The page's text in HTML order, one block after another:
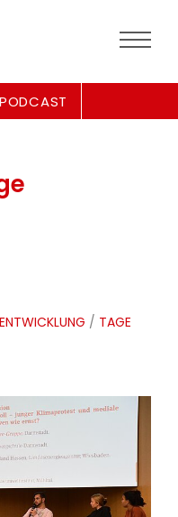
PODCAST
/ TAGE